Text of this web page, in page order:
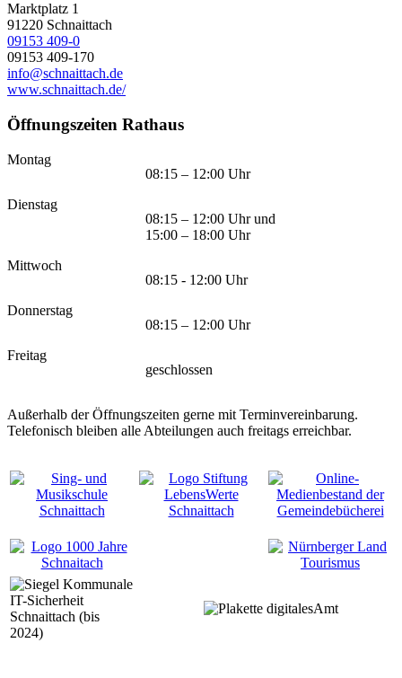
Marktplatz 1
91220 Schnaittach
09153 409-0
09153 409-170
info@schnaittach.de
www.schnaittach.de/
Öffnungszeiten Rathaus
Montag
08:15 – 12:00 Uhr
Dienstag
08:15 – 12:00 Uhr und
15:00 – 18:00 Uhr
Mittwoch
08:15 - 12:00 Uhr
Donnerstag
08:15 – 12:00 Uhr
Freitag
geschlossen
Außerhalb der Öffnungszeiten gerne mit Terminvereinbarung.
Telefonisch bleiben alle Abteilungen auch freitags erreichbar.